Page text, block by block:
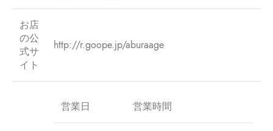
お店
の公
式サ
イト
http://r.goope.jp/aburaage
営業日 営業時間